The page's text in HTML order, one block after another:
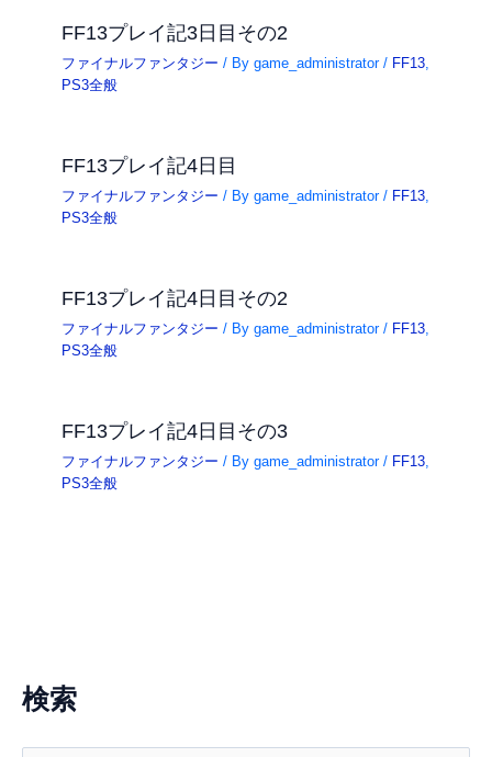
検索
FF13プレイ記3日目その2
ファイナルファンタジー / Bygame_administrator/ FF13
PS3全般
FF13プレイ記4日目
ファイナルファンタジー / Bygame_administrator/ FF13
PS3全般
FF13プレイ記4日目その2
ファイナルファンタジー / Bygame_administrator/ FF13,
PS3全般
FF13プレイ記4日目その3
ファイナルファンタジー / Bygame_administrator/ FF13,
PS3全般